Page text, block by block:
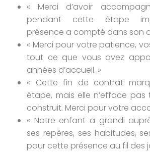
« Merci d’avoir
pendant cette étape
présence a compté dans son
« Merci pour votre patience,
tout ce que vous avez
années d’accueil. »
« Cette fin de contrat
étape, mais elle n’efface
construit. Merci pour votre
« Notre enfant a grandi
ses repères, ses habitudes,
pour cette présence au fil des